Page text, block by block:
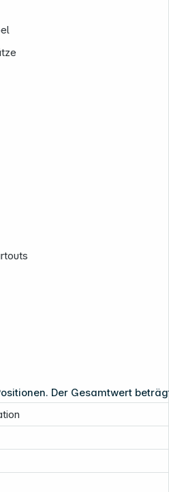
Der Gesamtwert